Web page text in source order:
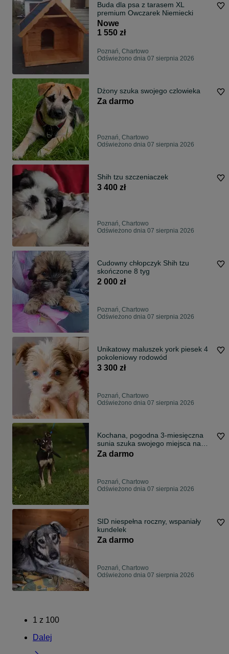
Buda dla psa z tarasem XL
premium Owczarek Niemiecki
Nowe
1 550 zł
Poznań, Chartowo
Odświeżono dnia 07 sierpnia 2026
Dżony szuka swojego czlowieka
Za darmo
Poznań, Chartowo
Odświeżono dnia 07 sierpnia 2026
Shih tzu szczeniaczek
3 400 zł
Poznań, Chartowo
Odświeżono dnia 07 sierpnia 2026
Cudowny chłopczyk Shih tzu
skończone 8 tyg
2 000 zł
Poznań, Chartowo
Odświeżono dnia 07 sierpnia 2026
Unikatowy maluszek york piesek 4
pokoleniowy rodowód
3 300 zł
Poznań, Chartowo
Odświeżono dnia 07 sierpnia 2026
Kochana, pogodna 3-miesięczna
sunia szuka swojego miejsca na
ziemi
Za darmo
Poznań, Chartowo
Odświeżono dnia 07 sierpnia 2026
SID niespełna roczny, wspaniały
kundelek
Za darmo
Poznań, Chartowo
Odświeżono dnia 07 sierpnia 2026
1 z 100
Dalej